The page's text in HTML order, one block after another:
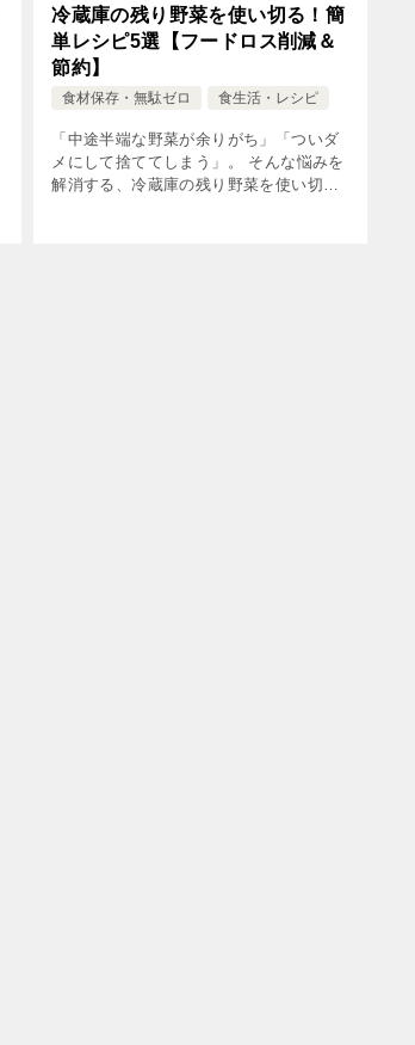
冷蔵庫の残り野菜を使い切る！簡
単レシピ5選【フードロス削減＆
節約】
食材保存・無駄ゼロ 食生活・レシピ
「中途半端な野菜が余りがち」「ついダ
メにして捨ててしまう」。 そんな悩みを
解消する、冷蔵庫の残り野菜を使い切る